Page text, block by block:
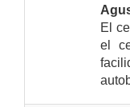
El
el